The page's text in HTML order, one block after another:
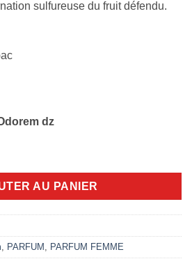
sulfureuse du fruit défendu.
dz
100ml EDP
AU PANIER
, PARFUM , PARFUM FEMME